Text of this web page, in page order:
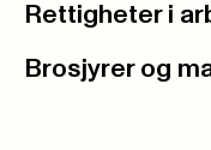
Rettigheter i
Brosjyrer og